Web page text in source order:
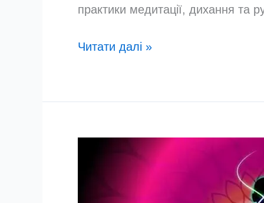
практики медитації, дихання та
Енергетичний
очистити
щоденного
Читати далі »